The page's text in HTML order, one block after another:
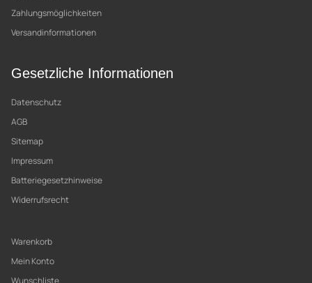
Zahlungsmöglichkeiten
Versandinformationen
Gesetzliche Informationen
Datenschutz
AGB
Sitemap
Impressum
Batteriegesetzhinweise
Widerrufsrecht
Warenkorb
Mein Konto
Wunschliste